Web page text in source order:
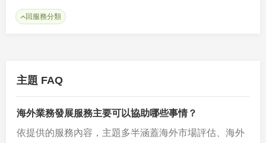
回服務分類
主題 FAQ
海外業務發展服務主要可以協助哪些事情？
依提供的服務內容，主題多半涵蓋海外市場評估、海外